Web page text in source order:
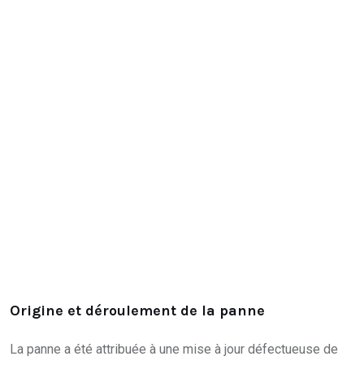
Origine et déroulement de la panne
La panne a été attribuée à une mise à jour défectueuse de